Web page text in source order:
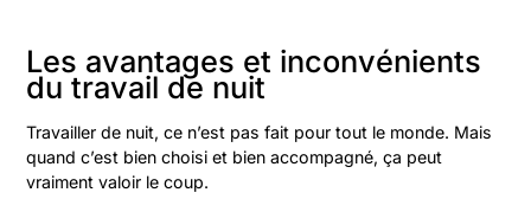
Les avantages et inconvénients
du travail de nuit
Travailler de nuit, ce n’est pas fait pour tout le monde. Mais
quand c’est bien choisi et bien accompagné, ça peut
vraiment valoir le coup.